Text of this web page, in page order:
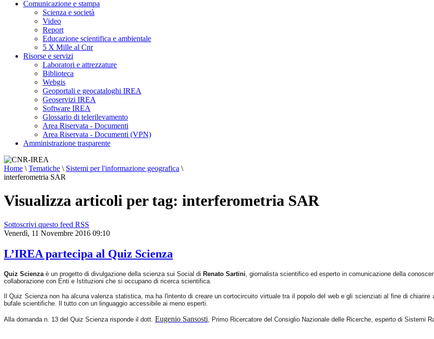
Comunicazione e stampa
Scienza e società
Video
Report
Educazione scientifica e ambientale
5 X Mille al Cnr
Risorse e servizi
Laboratori e attrezzature
Biblioteca
Webgis
Geoportali e geocataloghi IREA
Geoservizi IREA
Software IREA
Glossario di telerilevamento
Area Riservata - Documenti
Area Riservata - Documenti (VPN)
Amministrazione trasparente
Home \ Tematiche \ Sistemi per l'informazione geografica \
interferometria SAR
Visualizza articoli per tag: interferometria SAR
Sottoscrivi questo feed RSS
Venerdì, 11 Novembre 2016 09:10
L’IREA partecipa al Quiz Scienza
Quiz Scienza è un progetto di divulgazione della scienza sui Social di Renato Sartini , giornalista scientifico ed esperto in comunicazione della
collaborazione con Enti e Istituzioni che si occupano di ricerca scientifica.
Il Quiz Scienza non ha alcuna valenza statistica, ma ha l'intento di creare un cortocircuito virtuale tra il popolo del web e gli scienziati al fine di
bufale scientifiche. Il tutto con un linguaggio accessibile ai meno esperti.
Alla domanda n. 13 del Quiz Scienza risponde il dott. Eugenio Sansosti , Primo Ricercatore del Consiglio Nazionale delle Ricerche, esperto di Sistemi